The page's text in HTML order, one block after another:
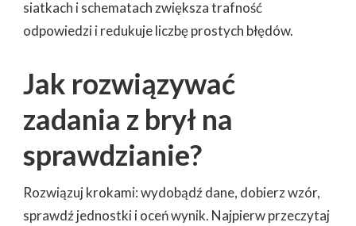
siatkach i schematach zwiększa trafność
odpowiedzi i redukuje liczbę prostych błędów.
Jak rozwiązywać
zadania z brył na
sprawdzianie?
Rozwiązuj krokami: wydobądź dane, dobierz wzór,
sprawdź jednostki i oceń wynik. Najpierw przeczytaj